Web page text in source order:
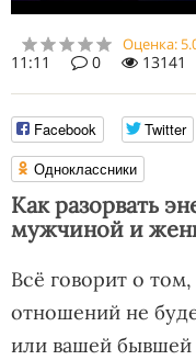
Оценка:
11:11
0 13141
Facebook Twitter
Одноклассники
Как разорвать
мужчиной и
Всё говорит о
отношений не
или вашей